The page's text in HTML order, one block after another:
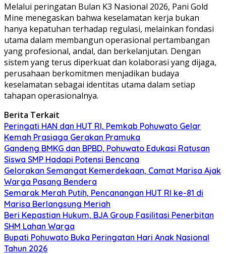
Melalui peringatan Bulan K3 Nasional 2026, Pani Gold
Mine menegaskan bahwa keselamatan kerja bukan
hanya kepatuhan terhadap regulasi, melainkan fondasi
utama dalam membangun operasional pertambangan
yang profesional, andal, dan berkelanjutan. Dengan
sistem yang terus diperkuat dan kolaborasi yang dijaga,
perusahaan berkomitmen menjadikan budaya
keselamatan sebagai identitas utama dalam setiap
tahapan operasionalnya.
Berita Terkait
Peringati HAN dan HUT RI, Pemkab Pohuwato Gelar
Kemah Prasiaga Gerakan Pramuka
Gandeng BMKG dan BPBD, Pohuwato Edukasi Ratusan
Siswa SMP Hadapi Potensi Bencana
Gelorakan Semangat Kemerdekaan, Camat Marisa Ajak
Warga Pasang Bendera
Semarak Merah Putih, Pencanangan HUT RI ke-81 di
Marisa Berlangsung Meriah
Beri Kepastian Hukum, BJA Group Fasilitasi Penerbitan
SHM Lahan Warga
Bupati Pohuwato Buka Peringatan Hari Anak Nasional
Tahun 2026